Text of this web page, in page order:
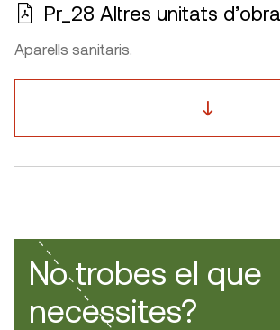
Pr_28 Altres unitats d’obra
Aparells sanitaris.
No trobes el que
necessites?